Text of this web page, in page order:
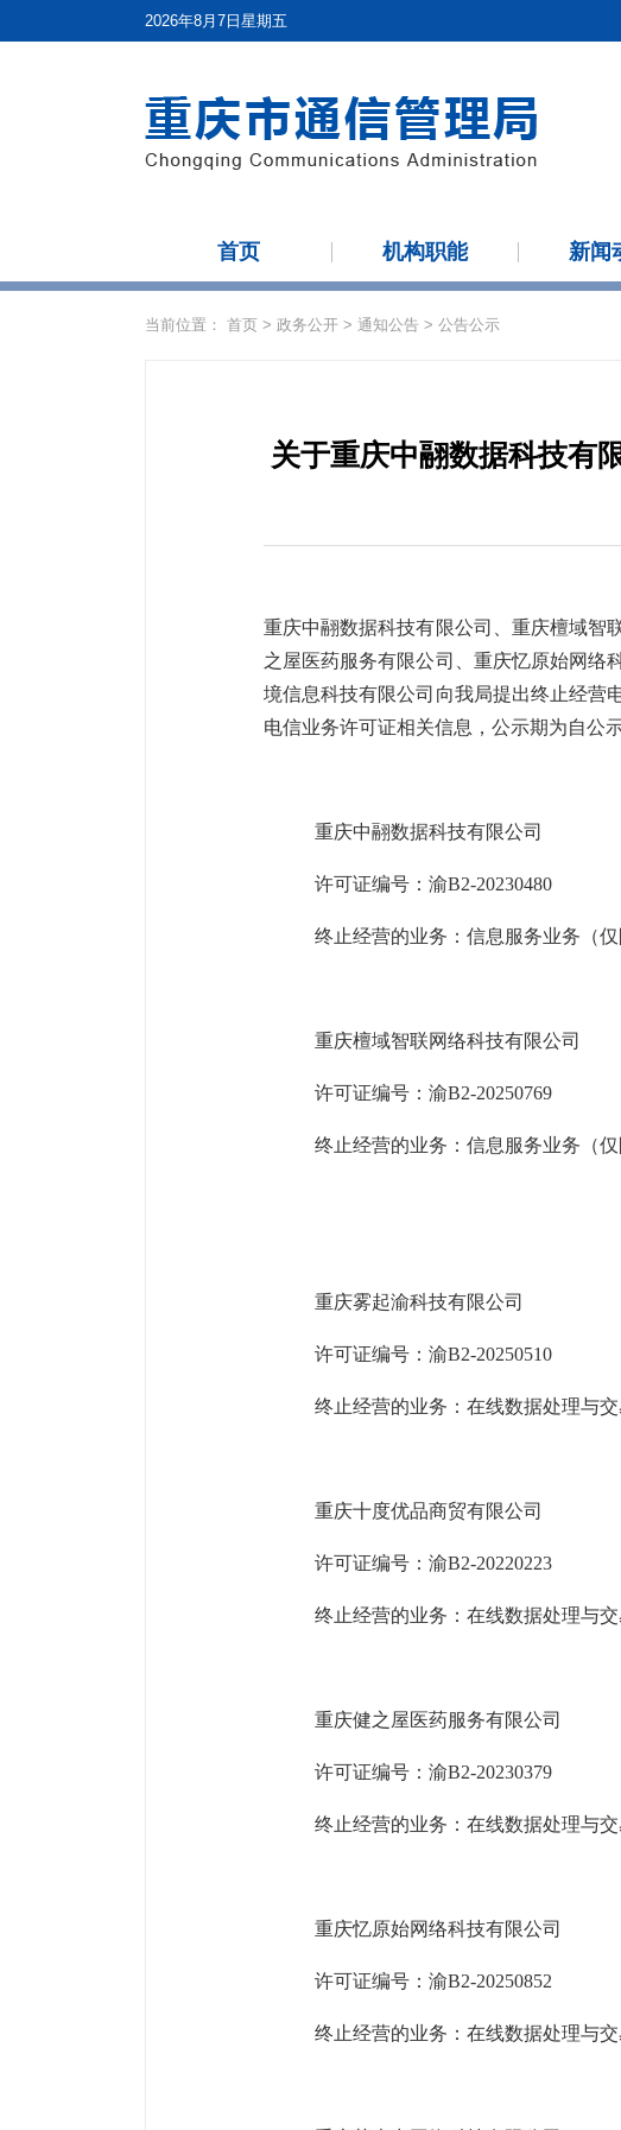
2026年8月7日星期五
首页 机构职能 新闻
当前位置： 首页 > 政务公开 > 通知公告 > 公告公示
关于重庆中翮数据科技有
重庆中翮数据科技有限公司、重庆檀域智
之屋医药服务有限公司、重庆忆原始网络
境信息科技有限公司向我局提出终止经营
电信业务许可证相关信息，公示期为自公
重庆中翮数据科技有限公司
许可证编号：渝B2-20230480
终止经营的业务：信息服务业务（仅
重庆檀域智联网络科技有限公司
许可证编号：渝B2-20250769
终止经营的业务：信息服务业务（仅
重庆雾起渝科技有限公司
许可证编号：渝B2-20250510
终止经营的业务：在线数据处理与
重庆十度优品商贸有限公司
许可证编号：渝B2-20220223
终止经营的业务：在线数据处理与
重庆健之屋医药服务有限公司
许可证编号：渝B2-20230379
终止经营的业务：在线数据处理与
重庆忆原始网络科技有限公司
许可证编号：渝B2-20250852
终止经营的业务：在线数据处理与